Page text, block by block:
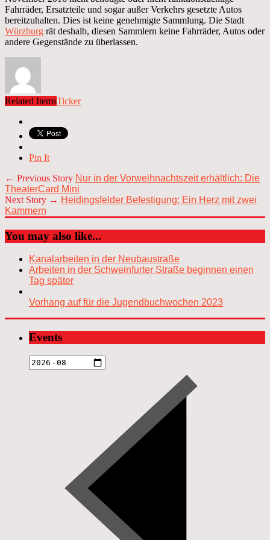
Fahrräder, Ersatzteile und sogar außer Verkehrs gesetzte Autos
bereitzuhalten. Dies ist keine genehmigte Sammlung. Die Stadt
Würzburg rät deshalb, diesen Sammlern keine Fahrräder, Autos oder
andere Gegenstände zu überlassen.
Related ItemsTicker
Pin It
← Previous Story Nur in der Vorweihnachtszeit erhältlich: Die
TheaterCard Mini
Next Story → Heidingsfelder Befestigung: Ein Herz mit zwei
Kammern
You may also like...
Kanalarbeiten in der Neubaustraße
Arbeiten in der Schweinfurter Straße beginnen einen
Tag später
Vorhang auf für die Jugendbuchwochen 2023
Events